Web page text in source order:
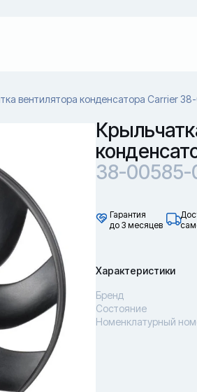
вентилятора конденсатора Carrier
38-00585-
Гарантия
до 3 месяцев
Характеристики
Бренд
Состояние
Номенклатурный